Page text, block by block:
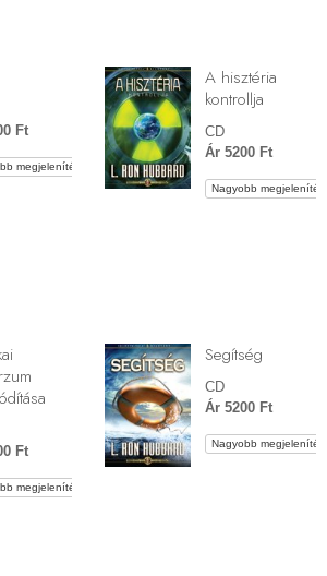
Ft
megjelenítés
A hisztéria
kontrollja
CD
Ár 5200 Ft
Nagyobb megjelenítés
Ft
megjelenítés
Segítség
CD
Ár 5200 Ft
Nagyobb megjelenítés